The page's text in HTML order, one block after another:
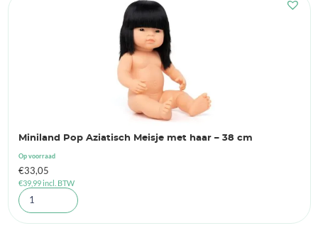
Miniland Pop Aziatisch Meisje met haar – 38 cm
Op voorraad
€33,05
€39,99incl. BTW